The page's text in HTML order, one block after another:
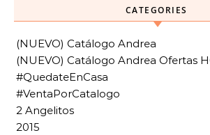
CATEGORIES
(NUEVO) Catálogo Andrea
(NUEVO) Catálogo Andrea Ofertas
#QuedateEnCasa
#VentaPorCatalogo
2 Angelitos
2015